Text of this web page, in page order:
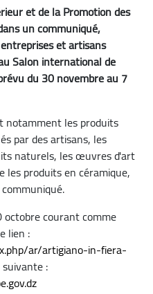
et de la Promotion des
un communiqué,
et artisans
Salon international de
du 30 novembre au 7
notamment les produits
par des artisans, les
naturels, les œuvres d'art
les produits en céramique,
courant comme
lien :
ar/artigiano-in-fiera-
: